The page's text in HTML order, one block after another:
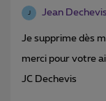
J Jean Dechevis
Je supprime dès
merci pour votre
JC Dechevis